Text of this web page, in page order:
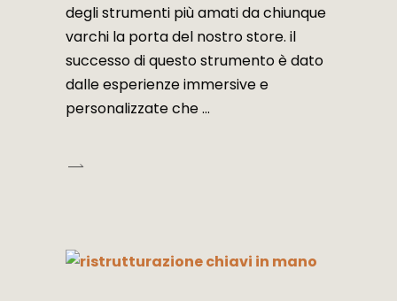
degli strumenti più amati da chiunque
varchi la porta del nostro store. il
successo di questo strumento è dato
dalle esperienze immersive e
personalizzate che